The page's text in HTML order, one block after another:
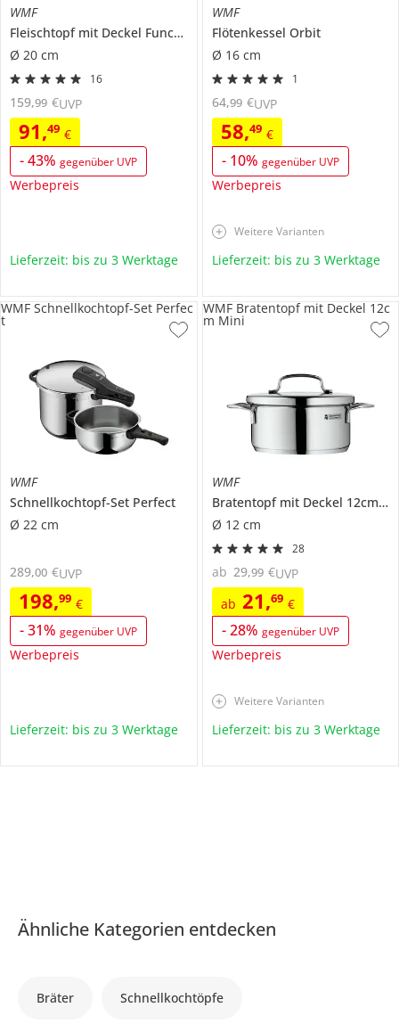
WMF
Fleischtopf mit Deckel Function 4
Ø 20 cm
16
91,49 €
-43% gegenüber UVP
Werbepreis
159,99 €UVP
Lieferzeit: bis zu 3 Werktage
WMF
Flötenkessel Orbit
Ø 16 cm
1
58,49 €
- 10% gegenüber UVP
Werbepreis
64,99 €UVP
Weitere Varianten
Lieferzeit: bis zu 3 Werktage
WMF
Schnellkochtopf-Set Perfect
Ø 22 cm
198,99 €
-31% gegenüber UVP
Werbepreis
289,00 €UVP
WMF Schnellkochtopf-Set Perfec
t
Lieferzeit: bis zu 3 Werktage
WMF
Bratentopf mit Deckel 12cm
Ø 12 cm
28
ab 21,69 €
-28% gegenüber UVP
Werbepreis
ab 29,99 €UVP
WMF Bratentopf mit Deckel 12c
m Mini
Weitere Varianten
Lieferzeit: bis zu 3 Werktage
Ähnliche Kategorien entdecken
Bräter Schnellkochtöpfe